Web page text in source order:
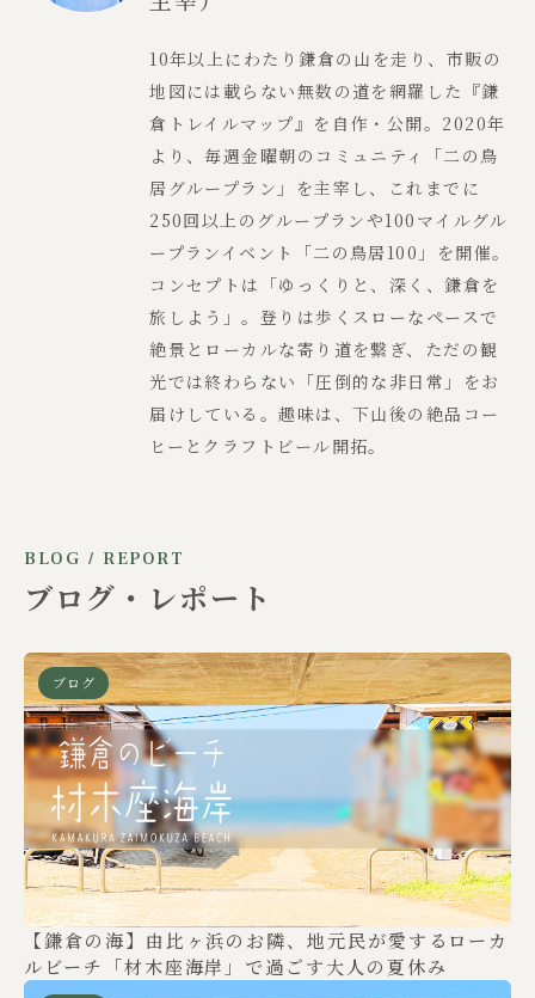
10年以上にわたり鎌倉の山を走り、市販の
地図には載らない無数の道を網羅した『鎌
倉トレイルマップ』を自作・公開。2020年
より、毎週金曜朝のコミュニティ「二の鳥
居グループラン」を主宰し、これまでに
250回以上のグループランや100マイルグル
ープランイベント「二の鳥居100」を開催。
コンセプトは「ゆっくりと、深く、鎌倉を
旅しよう」。登りは歩くスローなペースで
絶景とローカルな寄り道を繋ぎ、ただの観
光では終わらない「圧倒的な非日常」をお
届けしている。趣味は、下山後の絶品コー
ヒーとクラフトビール開拓。
BLOG / REPORT
ブログ・レポート
ブログ
【鎌倉の海】由比ヶ浜のお隣、地元民が愛するローカ
ルビーチ「材木座海岸」で過ごす大人の夏休み